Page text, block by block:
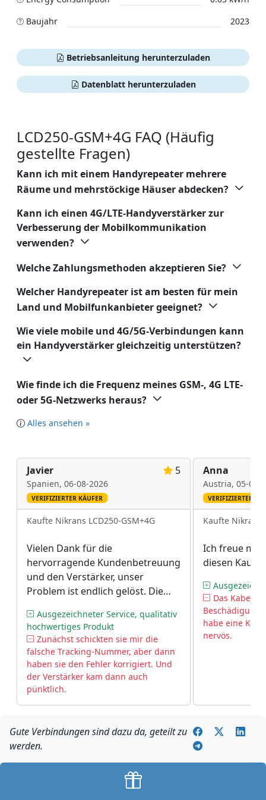
Baujahr
2023
Betriebsanleitung herunterzuladen
Datenblatt herunterzuladen
LCD250-GSM+4G FAQ (Häufig
gestellte Fragen)
Kann ich mit einem Handyrepeater mehrere
Räume und mehrstöckige Häuser abdecken?
Kann ich einen 4G/LTE-Handyverstärker zur
Verbesserung der Mobilkommunikation
verwenden?
Welche Zahlungsmethoden akzeptieren Sie?
Welcher Handyrepeater ist am besten für mein
Land und Mobilfunkanbieter geeignet?
Wie viele mobile und 4G/5G-Verbindungen kann
ein Handyverstärker gleichzeitig unterstützen?
Wie finde ich die Frequenz meines GSM-, 4G LTE-
oder 5G-Netzwerks heraus?
Alles ansehen »
Javier 5
Spanien, 06-08-2026
VERIFIZIERTER KÄUFER
Kaufte Nikrans LCD250-GSM+4G
Vielen Dank für die
hervorragende Kundenbetreuung
und den Verstärker, unser
Problem ist endlich gelöst. Die
Ausgezeichneter Service, qualitativ
hochwertiges Produkt
Zunächst schickten sie mir die
falsche Tracking-Nummer, aber dann
haben sie den Fehler korrigiert. Und
der Verstärker kam dann auch
pünktlich.
Anna
Austria, 05-08-
VERIFIZIERTER
Kaufte Nikrans
Ich freue
diesen Kauf.
Das Kabel
habe eine
nervös.
Gute Verbindungen sind dazu da, geteilt zu
werden.